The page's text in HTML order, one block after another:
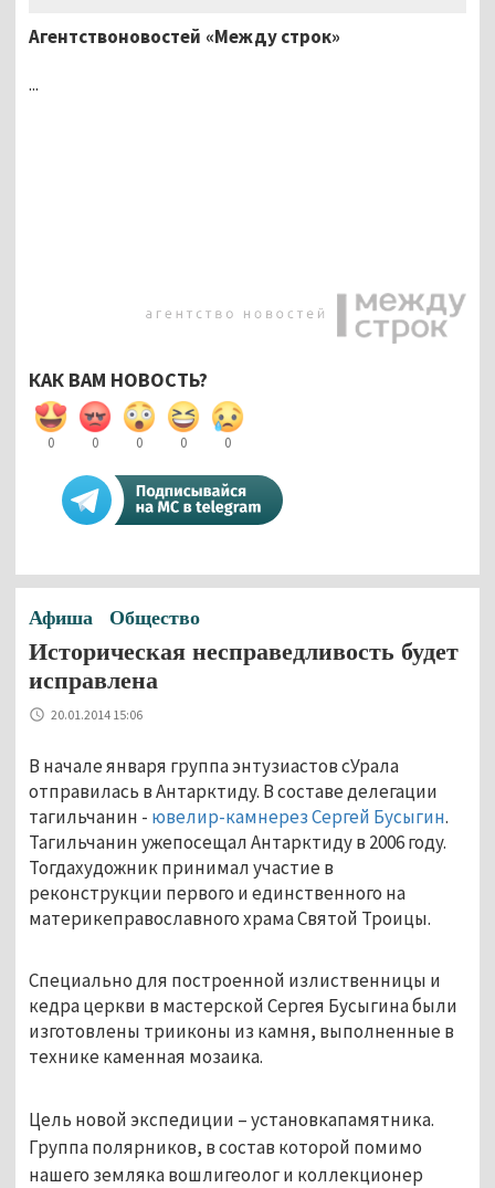
Агентствоновостей «Между строк»
...
КАК ВАМ НОВОСТЬ?
0 0 0 0 0
Афиша Общество
Историческая несправедливость будет
исправлена
20.01.2014 15:06
В начале января группа энтузиастов сУрала
отправилась в Антарктиду. В составе делегации
тагильчанин - ювелир-камнерез Сергей Бусыгин.
Тагильчанин ужепосещал Антарктиду в 2006 году.
Тогдахудожник принимал участие в
реконструкции первого и единственного на
материкеправославного храма Святой Троицы.
Специально для построенной излиственницы и
кедра церкви в мастерской Сергея Бусыгина были
изготовлены трииконы из камня, выполненные в
технике каменная мозаика.
Цель новой экспедиции – установкапамятника.
Группа полярников, в состав которой помимо
нашего земляка вошлигеолог и коллекционер